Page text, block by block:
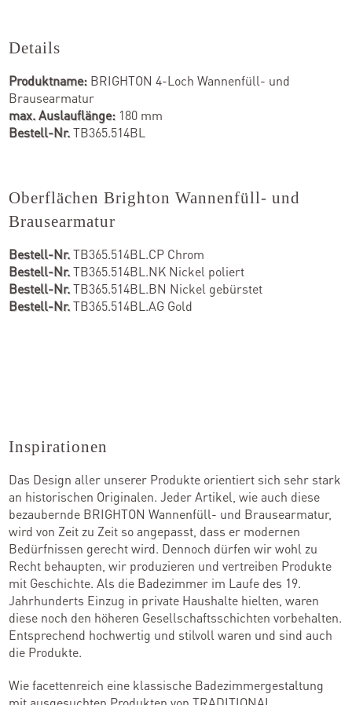
Details
Produktname: BRIGHTON 4-Loch Wannenfüll- und
Brausearmatur
max. Auslauflänge: 180 mm
Bestell-Nr.TB365.514BL
Oberflächen Brighton Wannenfüll- und
Brausearmatur
Bestell-Nr.TB365.514BL.CP Chrom
Bestell-Nr.TB365.514BL.NK Nickel poliert
Bestell-Nr.TB365.514BL.BN Nickel gebürstet
Bestell-Nr.TB365.514BL.AG Gold
Inspirationen
Das Design aller unserer Produkte orientiert sich sehr stark
an historischen Originalen. Jeder Artikel, wie auch diese
bezaubernde BRIGHTON Wannenfüll- und Brausearmatur,
wird von Zeit zu Zeit so angepasst, dass er modernen
Bedürfnissen gerecht wird. Dennoch dürfen wir wohl zu
Recht behaupten, wir produzieren und vertreiben Produkte
mit Geschichte. Als die Badezimmer im Laufe des 19.
Jahrhunderts Einzug in private Haushalte hielten, waren
diese noch den höheren Gesellschaftsschichten vorbehalten.
Entsprechend hochwertig und stilvoll waren und sind auch
die Produkte.
Wie facettenreich eine klassische Badezimmergestaltung